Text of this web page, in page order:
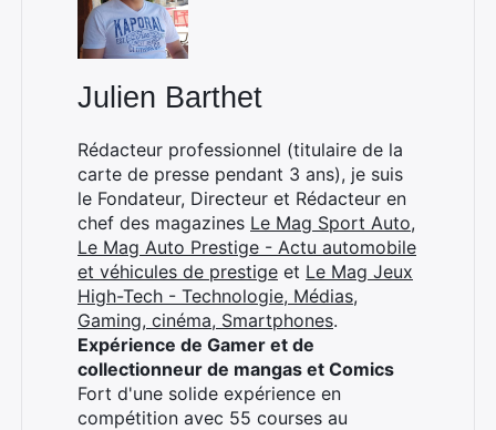
Julien Barthet
Rédacteur professionnel (titulaire de la
carte de presse pendant 3 ans), je suis
le Fondateur, Directeur et Rédacteur en
chef des magazines Le Mag Sport Auto,
Le Mag Auto Prestige - Actu automobile
et véhicules de prestige et Le Mag Jeux
High-Tech - Technologie, Médias,
Gaming, cinéma, Smartphones.
Expérience de Gamer et de
collectionneur de mangas et Comics
Fort d'une solide expérience en
compétition avec 55 courses au